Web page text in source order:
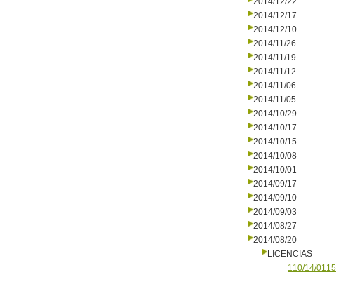
2014/12/17
2014/12/10
2014/11/26
2014/11/19
2014/11/12
2014/11/06
2014/11/05
2014/10/29
2014/10/17
2014/10/15
2014/10/08
2014/10/01
2014/09/17
2014/09/10
2014/09/03
2014/08/27
2014/08/20
LICENCIAS
110/14/0115